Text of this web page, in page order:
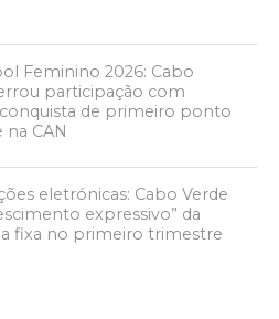
Feminino 2026: Cabo
participação com
de primeiro ponto
CAN
eletrónicas: Cabo Verde
expressivo” da
fixa no primeiro trimestre